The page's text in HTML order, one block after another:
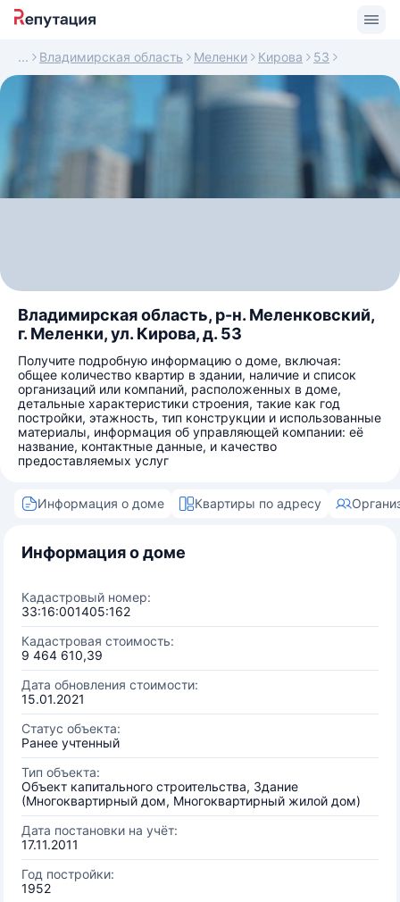
Владимирская область Меленки Кирова 53
Владимирская область, р-н. Меленковский,
г. Меленки, ул. Кирова, д. 53
Получите подробную информацию о доме, включая:
общее количество квартир в здании, наличие и список
организаций или компаний, расположенных в доме,
детальные характеристики строения, такие как год
постройки, этажность, тип конструкции и использованные
материалы, информация об управляющей компании: её
название, контактные данные, и качество
предоставляемых услуг
Информация о доме Квартиры по адресу
Информация о доме
Кадастровый номер:
33:16:001405:162
Кадастровая стоимость:
9 464 610,39
Дата обновления стоимости:
15.01.2021
Статус объекта:
Ранее учтенный
Тип объекта:
Объект капитального строительства, Здание
(Многоквартирный дом, Многоквартирный жилой дом)
Дата постановки на учёт:
17.11.2011
Год постройки:
1952